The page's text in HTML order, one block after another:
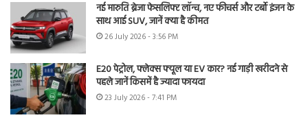
नई मारुति ब्रेजा फेसलिफ्ट लॉन्च, नए फीचर्स और टर्बो इंजन के
साथ आई SUV, जानें क्या है कीमत
26 July 2026 - 3:56 PM
E20 पेट्रोल, फ्लेक्स फ्यूल या EV कार? नई गाड़ी खरीदने से
पहले जानें किसमें है ज्यादा फायदा
23 July 2026 - 7:41 PM